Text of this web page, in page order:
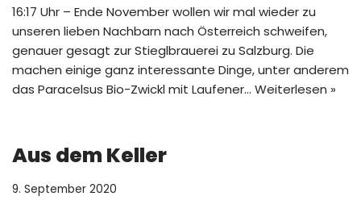
16:17 Uhr – Ende November wollen wir mal wieder zu
unseren lieben Nachbarn nach Österreich schweifen,
genauer gesagt zur Stieglbrauerei zu Salzburg. Die
machen einige ganz interessante Dinge, unter anderem
das Paracelsus Bio-Zwickl mit Laufener… Weiterlesen »
Aus dem Keller
9. September 2020